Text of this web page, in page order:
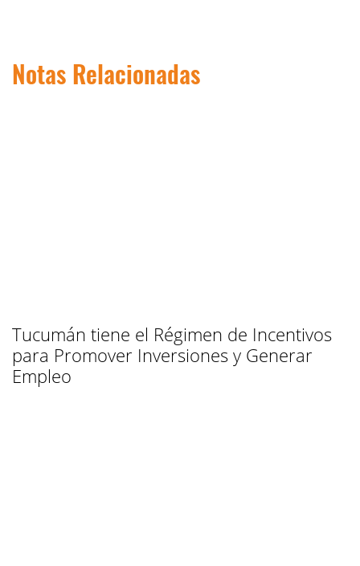
Notas Relacionadas
Tucumán tiene el Régimen de Incentivos
para Promover Inversiones y Generar
Empleo